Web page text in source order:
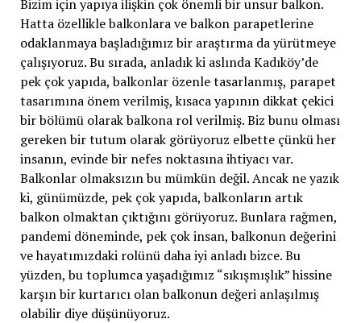
Bizim için yapıya ilişkin çok önemli bir unsur balkon.
Hatta özellikle balkonlara ve balkon parapetlerine
odaklanmaya başladığımız bir araştırma da yürütmeye
çalışıyoruz. Bu sırada, anladık ki aslında Kadıköy’de
pek çok yapıda, balkonlar özenle tasarlanmış, parapet
tasarımına önem verilmiş, kısaca yapının dikkat çekici
bir bölümü olarak balkona rol verilmiş. Biz bunu olması
gereken bir tutum olarak görüyoruz elbette çünkü her
insanın, evinde bir nefes noktasına ihtiyacı var.
Balkonlar olmaksızın bu mümkün değil. Ancak ne yazık
ki, günümüzde, pek çok yapıda, balkonların artık
balkon olmaktan çıktığını görüyoruz. Bunlara rağmen,
pandemi döneminde, pek çok insan, balkonun değerini
ve hayatımızdaki rolünü daha iyi anladı bizce. Bu
yüzden, bu toplumca yaşadığımız “sıkışmışlık” hissine
karşın bir kurtarıcı olan balkonun değeri anlaşılmış
olabilir diye düşünüyoruz.